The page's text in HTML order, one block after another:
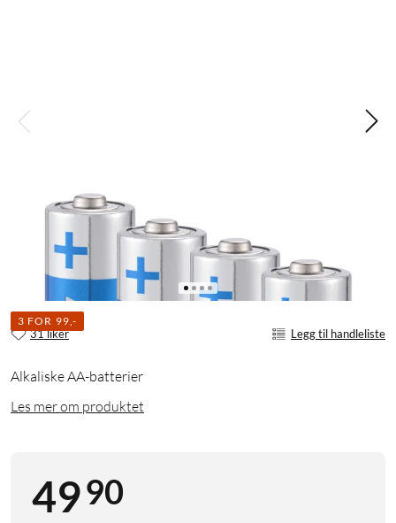
3 FOR 99,-
31 liker Legg til handleliste
Alkaliske AA-batterier
Les mer om produktet
4990